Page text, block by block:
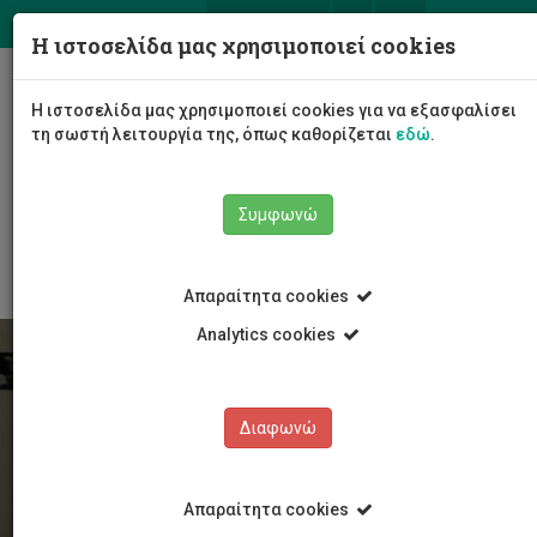
Σχολή Καλών και Εφαρμοσμένων Τεχνών
Τμήμα Καλών Τεχνών
Ανακοινώσεις
Η ιστοσελίδα μας χρησιμοποιεί cookies
Η ιστοσελίδα μας χρησιμοποιεί cookies για να εξασφαλίσει
τη σωστή λειτουργία της, όπως καθορίζεται εδώ.
Συμφωνώ
Απαραίτητα cookies
Analytics cookies
Διαφωνώ
Απαραίτητα cookies